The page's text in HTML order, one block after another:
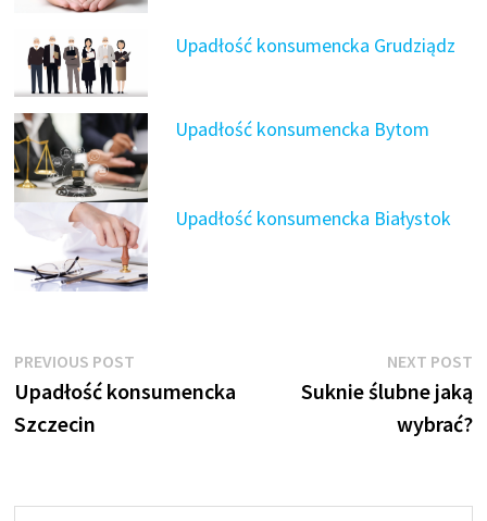
Upadłość konsumencka Grudziądz
Upadłość konsumencka Bytom
Upadłość konsumencka Białystok
Nawigacja
wpisu
PREVIOUS POSTPrevious
post:
Upadłość konsumencka
Szczecin
NEXT POST
Suknie ślubne jaką
wybrać?